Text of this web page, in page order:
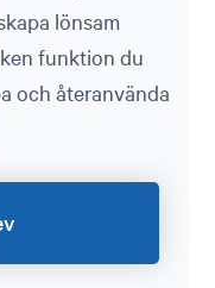
lönsam
funktion du
och återanvända